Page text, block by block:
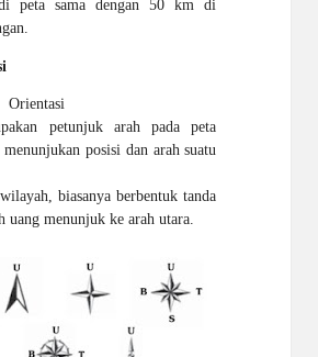
peta sama dengan 50 km di
Orientasi
petunjuk arah pada peta
menunjukan posisi dan arah suatu
biasanya berbentuk tanda
uang menunjuk ke arah utara.